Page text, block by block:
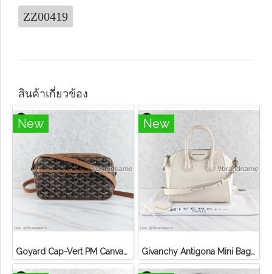
ZZ00419
สินค้าเกี่ยวข้อง
New
Goyard Cap-Vert PM Canvas Black Tan
New
Givanchy Antigona Mini Bag Off White SHW Goat Leather